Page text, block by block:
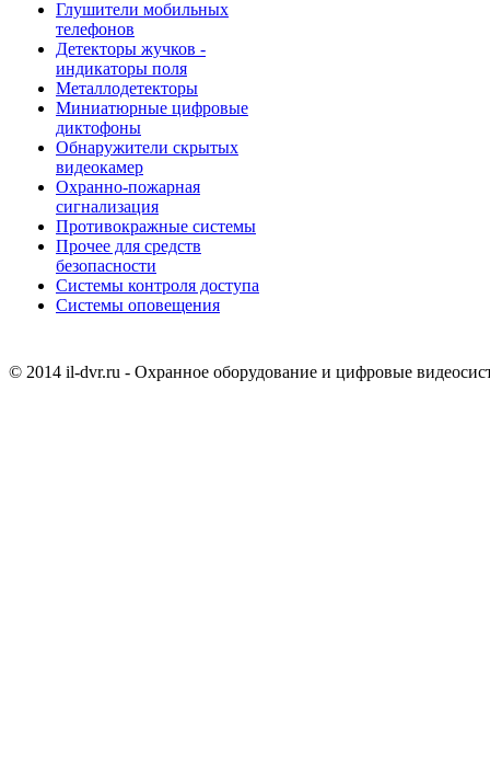
Глушители мобильных
телефонов
Детекторы жучков -
индикаторы поля
Металлодетекторы
Миниатюрные цифровые
диктофоны
Обнаружители скрытых
видеокамер
Охранно-пожарная
сигнализация
Противокражные системы
Прочее для средств
безопасности
Системы контроля доступа
Системы оповещения
© 2014 il-dvr.ru - Охранное оборудование и цифровые